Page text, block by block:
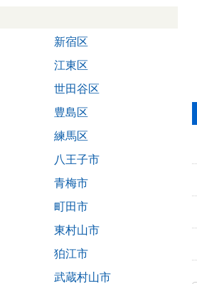
新宿区
江東区
世田谷区
豊島区
練馬区
八王子市
青梅市
町田市
東村山市
狛江市
武蔵村山市